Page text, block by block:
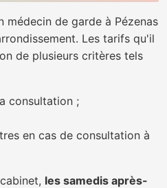
médecin de garde à Pézenas
Les tarifs qu'il
de plusieurs critères tels
consultation ;
en cas de consultation à
les samedis après-